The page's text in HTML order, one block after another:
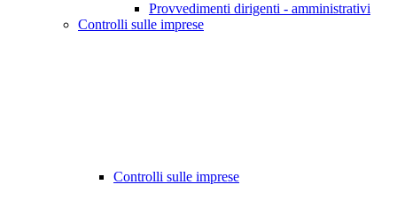
Provvedimenti dirigenti - amministrativi
Controlli sulle imprese
Controlli sulle imprese